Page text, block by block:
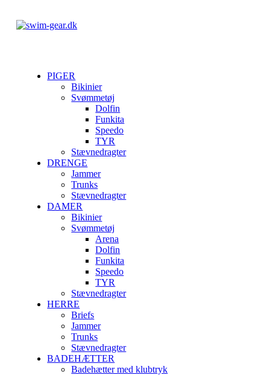
PIGER
Bikinier
Svømmetøj
Dolfin
Funkita
Speedo
TYR
Stævnedragter
DRENGE
Jammer
Trunks
Stævnedragter
DAMER
Bikinier
Svømmetøj
Arena
Dolfin
Funkita
Speedo
TYR
Stævnedragter
HERRE
Briefs
Jammer
Trunks
Stævnedragter
BADEHÆTTER
Badehætter med klubtryk